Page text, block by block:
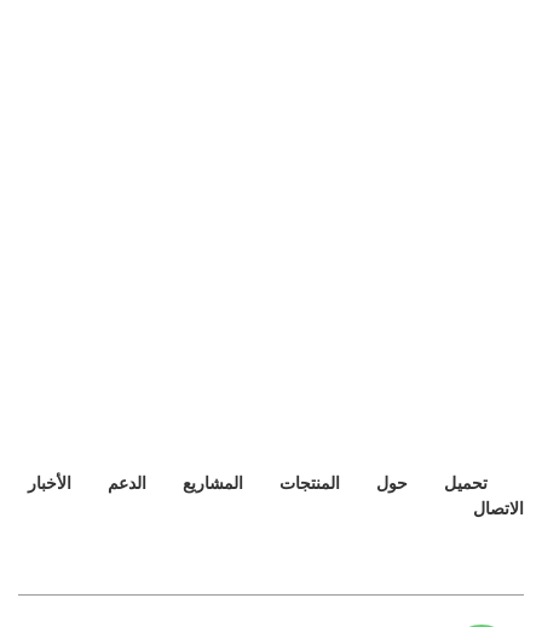
تحميل حول المنتجات المشاريع الدعم
الأخبار
الاتصال